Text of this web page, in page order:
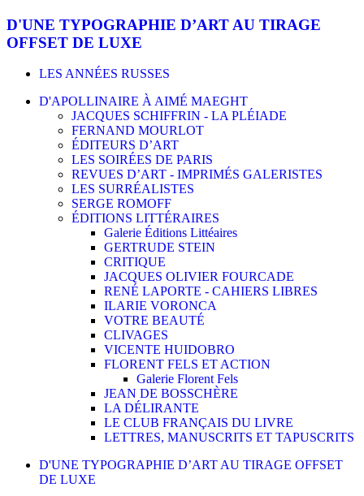
D'UNE TYPOGRAPHIE D’ART AU TIRAGE
OFFSET DE LUXE
LES ANNÉES RUSSES
D'APOLLINAIRE À AIMÉ MAEGHT
JACQUES SCHIFFRIN - LA PLÉIADE
FERNAND MOURLOT
ÉDITEURS D’ART
LES SOIRÉES DE PARIS
REVUES D’ART - IMPRIMÉS GALERISTES
LES SURRÉALISTES
SERGE ROMOFF
ÉDITIONS LITTÉRAIRES
Galerie Éditions Littéaires
GERTRUDE STEIN
CRITIQUE
JACQUES OLIVIER FOURCADE
RENÉ LAPORTE - CAHIERS LIBRES
ILARIE VORONCA
VOTRE BEAUTÉ
CLIVAGES
VICENTE HUIDOBRO
FLORENT FELS ET ACTION
Galerie Florent Fels
JEAN DE BOSSCHÈRE
LA DÉLIRANTE
LE CLUB FRANÇAIS DU LIVRE
LETTRES, MANUSCRITS ET TAPUSCRITS
D'UNE TYPOGRAPHIE D’ART AU TIRAGE OFFSET
DE LUXE